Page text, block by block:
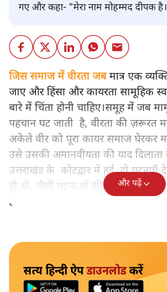
गए और कहा- "मेरा नाम मोहम्मद दीपक
जिस समाज में वीरता जबमात्र एक
जाए और हिंसा और कायरता सामूहिक
बारे में चिंता होनी चाहिए।समूह में जब
पहचान घट जाती है, वीरता की ज़रूरत
अकेले वीर को पूरा कायर समाज घेरकर
उसे उसकी अमानवीयता की याद दिलाता
उत्तराखंड के कोटद्वार में हुई दो घटनाएँ
ही थी, जैसी घटनाओं की खबर हम
हैं।भारत के तक़रीबन हर हिस्से से ऐसी
और पढ़ें
सत्य हिन्दी ऐपडाउनलोडकरें